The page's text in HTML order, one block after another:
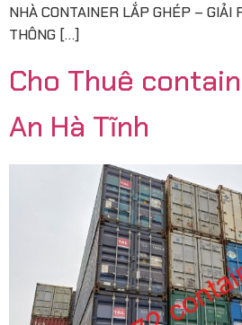
NHÀ CONTAINER LẮP GHÉP – GIẢI
THÔNG […]
Cho Thuê
An Hà Tĩnh